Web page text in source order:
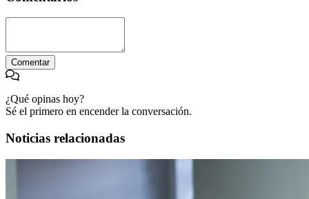
Comentar
¿Qué opinas hoy?
Sé el primero en encender la conversación.
Noticias relacionadas